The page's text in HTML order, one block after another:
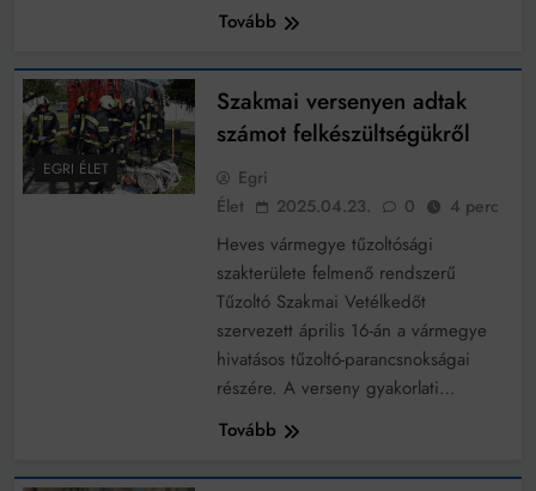
működik, ha jól van felújítvaTovább
EGRI ÉLET
Szakmai versenyen adtak
számot felkészültségükről
Egri
Élet
2025.04.23. 0 4 perc
Heves vármegye tűzoltósági
szakterülete felmenő rendszerű
Tűzoltó Szakmai Vetélkedőt
szervezett április 16-án a vármegye
hivatásos tűzoltó-parancsnokságai
részére. A verseny gyakorlati…
Tovább